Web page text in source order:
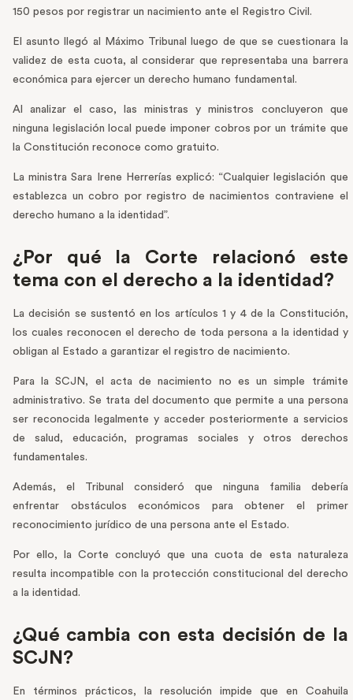
150 pesos por registrar un nacimiento ante el Registro Civil.
El asunto llegó al Máximo Tribunal luego de que se cuestionara la
validez de esta cuota, al considerar que representaba una barrera
económica para ejercer un derecho humano fundamental.
Al analizar el caso, las ministras y ministros concluyeron que
ninguna legislación local puede imponer cobros por un trámite que
la Constitución reconoce como gratuito.
La ministra Sara Irene Herrerías explicó: “Cualquier legislación que
establezca un cobro por registro de nacimientos contraviene el
derecho humano a la identidad”.
¿Por qué la Corte relacionó este
tema con el derecho a la identidad?
La decisión se sustentó en los artículos 1 y 4 de la Constitución,
los cuales reconocen el derecho de toda persona a la identidad y
obligan al Estado a garantizar el registro de nacimiento.
Para la SCJN, el acta de nacimiento no es un simple trámite
administrativo. Se trata del documento que permite a una persona
ser reconocida legalmente y acceder posteriormente a servicios
de salud, educación, programas sociales y otros derechos
fundamentales.
Además, el Tribunal consideró que ninguna familia debería
enfrentar obstáculos económicos para obtener el primer
reconocimiento jurídico de una persona ante el Estado.
Por ello, la Corte concluyó que una cuota de esta naturaleza
resulta incompatible con la protección constitucional del derecho
a la identidad.
¿Qué cambia con esta decisión de la
SCJN?
En términos prácticos, la resolución impide que en Coahuila